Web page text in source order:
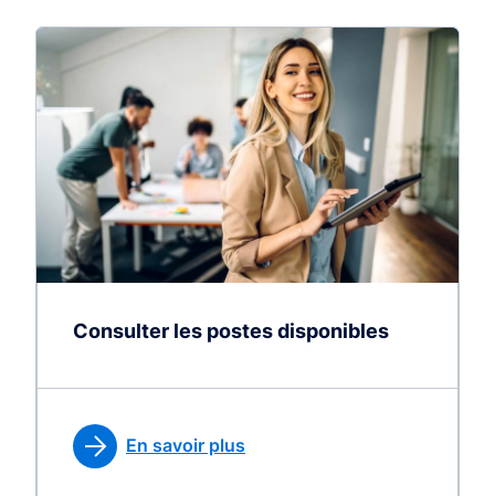
Consulter les postes disponibles
En savoir plus